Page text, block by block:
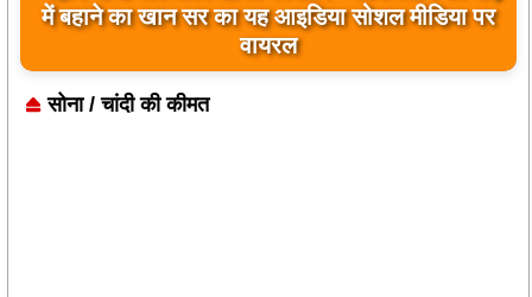
बिलावल भुट्टो द्वारा सिंधु नदी और भारत को लेकर दिए गए
बयान पर भारत के केंद्रीय मंत्रियों की कड़ी प्रतिक्रिया
सोना / चांदी की कीमत